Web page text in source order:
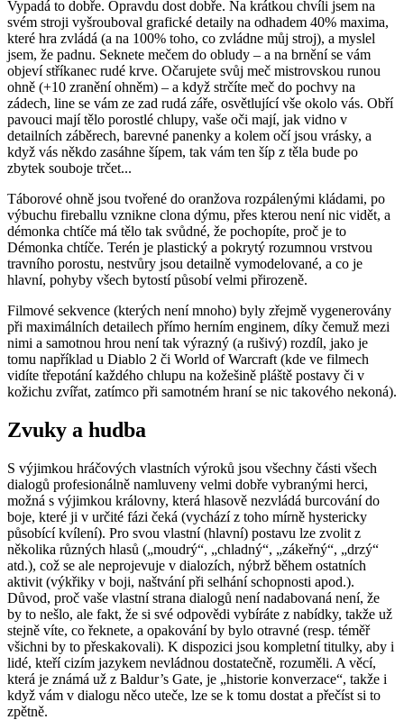
Vypadá to dobře. Opravdu dost dobře. Na krátkou chvíli jsem na
svém stroji vyšrouboval grafické detaily na odhadem 40% maxima,
které hra zvládá (a na 100% toho, co zvládne můj stroj), a myslel
jsem, že padnu. Seknete mečem do obludy – a na brnění se vám
objeví stříkanec rudé krve. Očarujete svůj meč mistrovskou runou
ohně (+10 zranění ohněm) – a když strčíte meč do pochvy na
zádech, line se vám ze zad rudá záře, osvětlující vše okolo vás. Obří
pavouci mají tělo porostlé chlupy, vaše oči mají, jak vidno v
detailních záběrech, barevné panenky a kolem očí jsou vrásky, a
když vás někdo zasáhne šípem, tak vám ten šíp z těla bude po
zbytek souboje trčet...
Táborové ohně jsou tvořené do oranžova rozpálenými kládami, po
výbuchu fireballu vznikne clona dýmu, přes kterou není nic vidět, a
démonka chtíče má tělo tak svůdné, že pochopíte, proč je to
Démonka chtíče. Terén je plastický a pokrytý rozumnou vrstvou
travního porostu, nestvůry jsou detailně vymodelované, a co je
hlavní, pohyby všech bytostí působí velmi přirozeně.
Filmové sekvence (kterých není mnoho) byly zřejmě vygenerovány
při maximálních detailech přímo herním enginem, díky čemuž mezi
nimi a samotnou hrou není tak výrazný (a rušivý) rozdíl, jako je
tomu například u Diablo 2 či World of Warcraft (kde ve filmech
vidíte třepotání každého chlupu na kožešině pláště postavy či v
kožichu zvířat, zatímco při samotném hraní se nic takového nekoná).
Zvuky a hudba
S výjimkou hráčových vlastních výroků jsou všechny části všech
dialogů profesionálně namluveny velmi dobře vybranými herci,
možná s výjimkou královny, která hlasově nezvládá burcování do
boje, které ji v určité fázi čeká (vychází z toho mírně hystericky
působící kvílení). Pro svou vlastní (hlavní) postavu lze zvolit z
několika různých hlasů („moudrý“, „chladný“, „zákeřný“, „drzý“
atd.), což se ale neprojevuje v dialozích, nýbrž během ostatních
aktivit (výkřiky v boji, naštvání při selhání schopnosti apod.).
Důvod, proč vaše vlastní strana dialogů není nadabovaná není, že
by to nešlo, ale fakt, že si své odpovědi vybíráte z nabídky, takže už
stejně víte, co řeknete, a opakování by bylo otravné (resp. téměř
všichni by to přeskakovali). K dispozici jsou kompletní titulky, aby i
lidé, kteří cizím jazykem nevládnou dostatečně, rozuměli. A věcí,
která je známá už z Baldur’s Gate, je „historie konverzace“, takže i
když vám v dialogu něco uteče, lze se k tomu dostat a přečíst si to
zpětně.